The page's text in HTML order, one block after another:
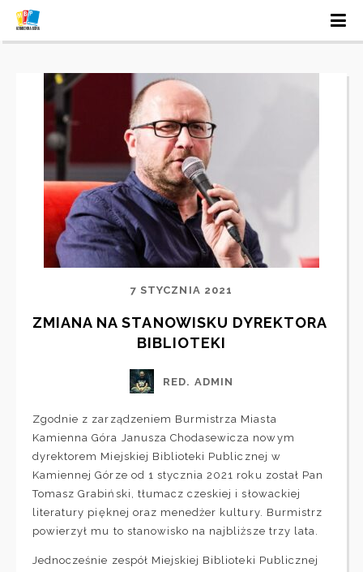
7 STYCZNIA 2021
ZMIANA NA STANOWISKU DYREKTORA
BIBLIOTEKI
RED. ADMIN
Zgodnie z zarządzeniem Burmistrza Miasta
Kamienna Góra Janusza Chodasewicza nowym
dyrektorem Miejskiej Biblioteki Publicznej w
Kamiennej Górze od 1 stycznia 2021 roku został Pan
Tomasz Grabiński, tłumacz czeskiej i słowackiej
literatury pięknej oraz menedżer kultury. Burmistrz
powierzył mu to stanowisko na najbliższe trzy lata.
Jednocześnie zespół Miejskiej Biblioteki Publicznej